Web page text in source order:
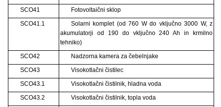
SCO41
Fotovoltaični sklop
SCO41.1
Solarni komplet (od 760 W do vključno 3000 W, z
akumulatorji od 190 do vključno 240 Ah in krmilno
tehniko)
SCO42
Nadzorna kamera za čebelnjake
SCO43
Visokotlačni čistilec
SCO43.1
Visokotlačni čistilnik, hladna voda
SCO43.2
Visokotlačni čistilnik, topla voda